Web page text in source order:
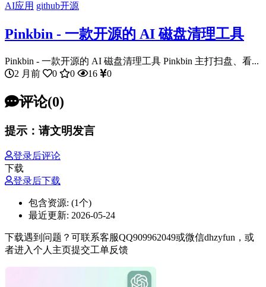
AI应用 github开源
Pinkbin - 一款开源的 AI 磁盘清理工具
Pinkbin - 一款开源的 AI 磁盘清理工具 Pinkbin 主打扫盘、看...
2 月前
0 0 16 0
评论(0)
提示：请文明发言
登录后评论
下载
登录后下载
包含资源: (1个)
最近更新: 2026-05-24
下载遇到问题？可联系客服QQ909962049或微信dhzyfun，或
者进入个人主页提交工单反馈